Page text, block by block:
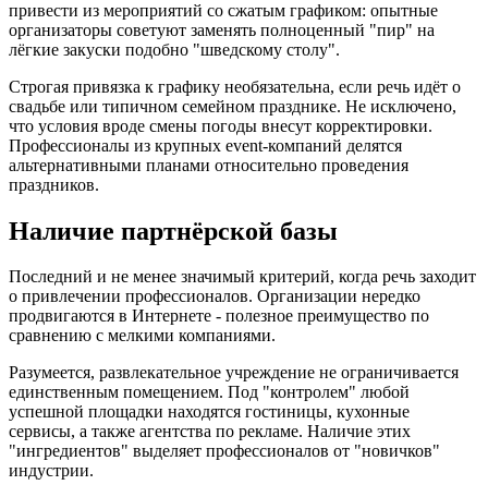
привести из мероприятий со сжатым графиком: опытные
организаторы советуют заменять полноценный "пир" на
лёгкие закуски подобно "шведскому столу".
Строгая привязка к графику необязательна, если речь идёт о
свадьбе или типичном семейном празднике. Не исключено,
что условия вроде смены погоды внесут корректировки.
Профессионалы из крупных event-компаний делятся
альтернативными планами относительно проведения
праздников.
Наличие партнёрской базы
Последний и не менее значимый критерий, когда речь заходит
о привлечении профессионалов. Организации нередко
продвигаются в Интернете - полезное преимущество по
сравнению с мелкими компаниями.
Разумеется, развлекательное учреждение не ограничивается
единственным помещением. Под "контролем" любой
успешной площадки находятся гостиницы, кухонные
сервисы, а также агентства по рекламе. Наличие этих
"ингредиентов" выделяет профессионалов от "новичков"
индустрии.